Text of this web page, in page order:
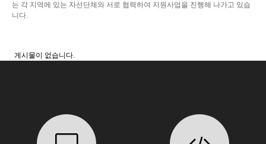
는 각 지역에 있는 자선단체와 서로 협력하여 지원사업을 진행해 나가고 있습
니다.
게시물이 없습니다.